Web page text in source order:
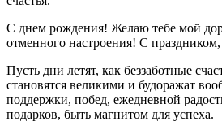
С днем рождения! Желаю тебе мой
отменного настроения! С
Пусть дни летят, как беззаботные
становятся великими и будоражат
поддержки, побед, ежедневной
подарков, быть магнитом для успеха.